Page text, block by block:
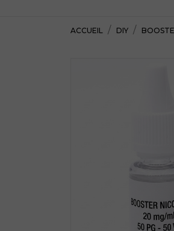
ACCUEIL DIY